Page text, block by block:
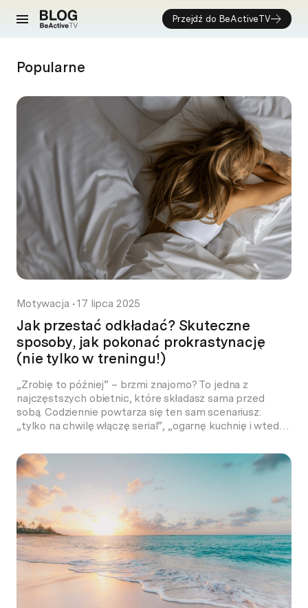
Przejdź do BeActiveTV
Popularne
Motywacja •17 lipca 2025
Jak przestać odkładać? Skuteczne
sposoby, jak pokonać prokrastynację
(nie tylko w treningu!)
„Zrobię to później” – brzmi znajomo? To jedna z
najczęstszych obietnic, które składasz sama przed
sobą. Codziennie powtarza się ten sam scenariusz:
„tylko na chwilę włączę serial”, „ogarnę kuchnię i wtedy
bo dziś mam za dużo na głowie”. I tak, dzień po dniu,
odkładasz na […]